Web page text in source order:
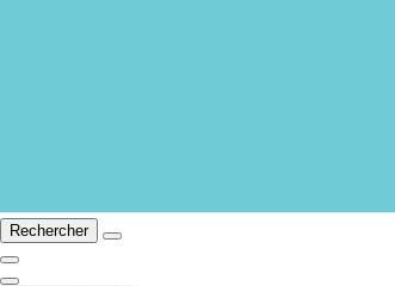
Rechercher